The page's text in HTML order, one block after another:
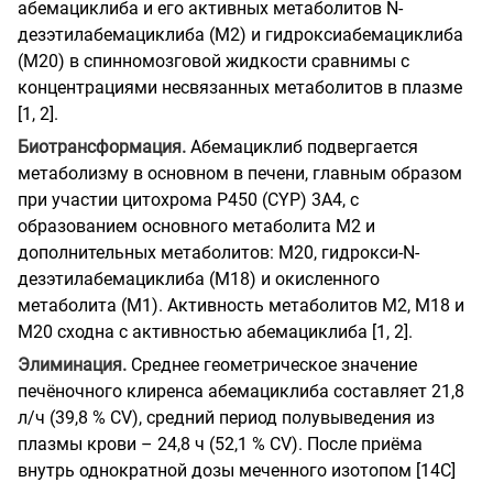
абемациклиба и его активных метаболитов N-
дезэтилабемациклиба (М2) и гидроксиабемациклиба
(М20) в спинномозговой жидкости сравнимы с
концентрациями несвязанных метаболитов в плазме
[1, 2].
Биотрансформация. Абемациклиб подвергается
метаболизму в основном в печени, главным образом
при участии цитохрома Р450 (CYP) 3А4, с
образованием основного метаболита М2 и
дополнительных метаболитов: М20, гидрокси-N-
дезэтилабемациклиба (М18) и окисленного
метаболита (М1). Активность метаболитов М2, М18 и
М20 сходна с активностью абемациклиба [1, 2].
Элиминация. Среднее геометрическое значение
печёночного клиренса абемациклиба составляет 21,8
л/ч (39,8 % CV), средний период полувыведения из
плазмы крови – 24,8 ч (52,1 % CV). После приёма
внутрь однократной дозы меченного изотопом [14С]